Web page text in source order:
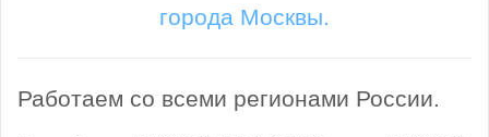
города Москвы.
Работаем со всеми регионами России.